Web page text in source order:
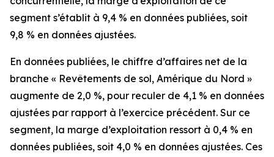
segment s’établit à 9,4 % en données publiées, soit
9,8 % en données ajustées.
En données publiées, le chiffre d’affaires net de la
branche « Revêtements de sol, Amérique du Nord »
augmente de 2,0 %, pour reculer de 4,1 % en données
ajustées par rapport à l’exercice précédent. Sur ce
segment, la marge d’exploitation ressort à 0,4 % en
données publiées, soit 4,0 % en données ajustées. Ces